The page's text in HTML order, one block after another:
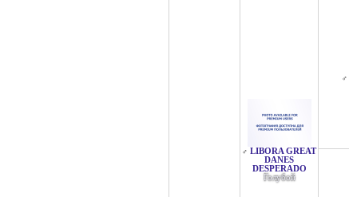
♂ LIBORA GREAT
DANES
DESPERADO
Голубой
♂